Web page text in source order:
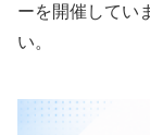
ーを開催してい
い。